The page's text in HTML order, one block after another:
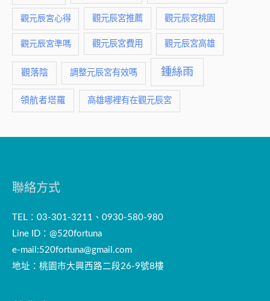
觀元辰宮心得 觀元辰宮推薦 觀元辰宮桃園
觀元辰宮準嗎 觀元辰宮費用 觀元辰宮高雄
觀落陰 調整元辰宮有效嗎 鍾絲雨
領航者塔羅 高雄哪裡有在觀元辰宮
聯絡方式
TEL：03-301-3211、0930-580-980
Line ID：@520fortuna
e-mail:520fortuna@gmail.com
地址：桃園市大興西路二段26-9號8樓